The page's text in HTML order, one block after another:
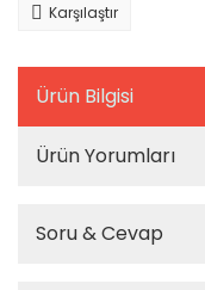
Karşılaştır
Ürün Bilgisi
Ürün Yorumları
Soru & Cevap